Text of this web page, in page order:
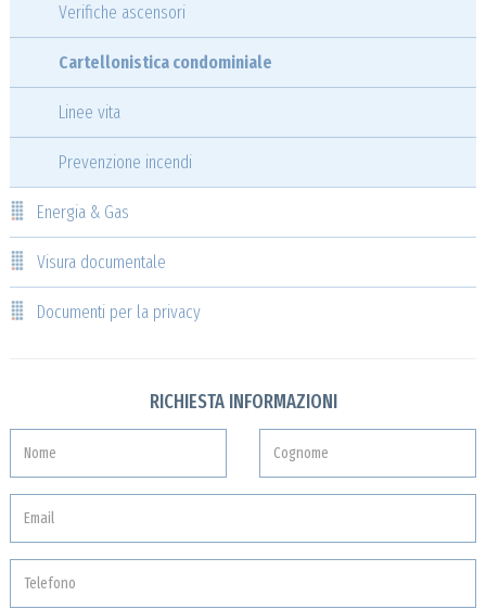
Verifiche ascensori
Cartellonistica condominiale
Linee vita
Prevenzione incendi
Energia & Gas
Visura documentale
Documenti per la privacy
RICHIESTA INFORMAZIONI